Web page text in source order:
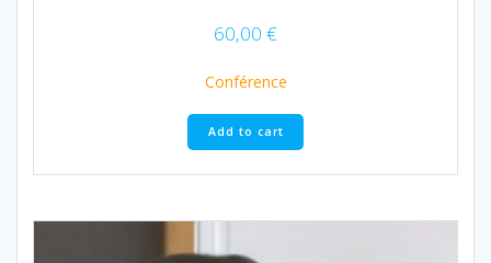
60,00 €
Conférence
Add to cart